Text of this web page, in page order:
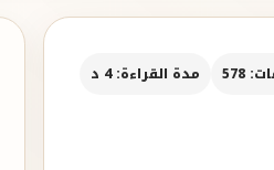
578 مدة القراءة: 4 د